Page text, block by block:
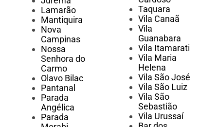
Lamarão
Mantiquira
Nova
Campinas
Nossa
Senhora do
Carmo
Olavo Bilac
Pantanal
Parada
Angélica
Parada
Taquara
Vila Canaã
Vila
Guanabara
Vila Itamarati
Vila Maria
Helena
Vila São José
Vila São Luiz
Vila São
Sebastião
Vila Urussaí